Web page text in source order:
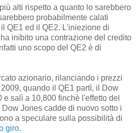
alti rispetto a quanto lo sarebbero
probabilmente calati
QE1 ed il QE2. L'iniezione di
inibito una contrazione del credito
uno scopo del QE2 è di
azionario, rilanciando i prezzi
quando il QE1 partì, il Dow
e salì a 10,800 finchè l'effetto del
Jones cadde di nuovo sotto i
a speculare sulla possibilità di
giro.